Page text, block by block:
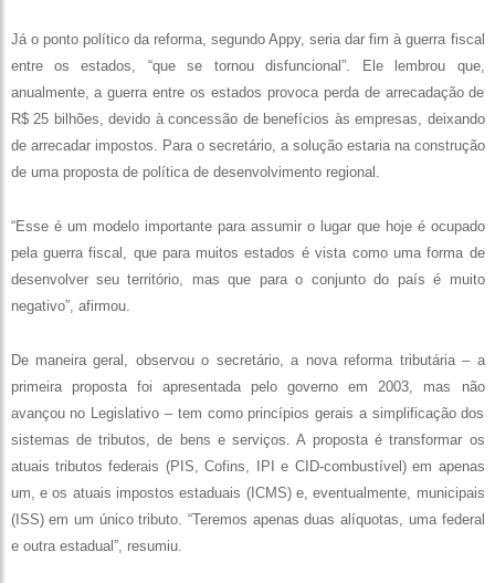
Já o ponto político da reforma, segundo Appy, seria dar fim à guerra fiscal
entre os estados, “que se tornou disfuncional”. Ele lembrou que,
anualmente, a guerra entre os estados provoca perda de arrecadação de
R$ 25 bilhões, devido à concessão de benefícios às empresas, deixando
de arrecadar impostos. Para o secretário, a solução estaria na construção
de uma proposta de política de desenvolvimento regional.
“Esse é um modelo importante para assumir o lugar que hoje é ocupado
pela guerra fiscal, que para muitos estados é vista como uma forma de
desenvolver seu território, mas que para o conjunto do país é muito
negativo”, afirmou.
De maneira geral, observou o secretário, a nova reforma tributária – a
primeira proposta foi apresentada pelo governo em 2003, mas não
avançou no Legislativo – tem como princípios gerais a simplificação dos
sistemas de tributos, de bens e serviços. A proposta é transformar os
atuais tributos federais (PIS, Cofins, IPI e CID-combustível) em apenas
um, e os atuais impostos estaduais (ICMS) e, eventualmente, municipais
(ISS) em um único tributo. “Teremos apenas duas alíquotas, uma federal
e outra estadual”, resumiu.